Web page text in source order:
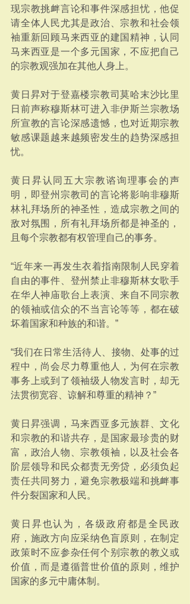
现宗教挑衅言论和事件深感担忧，他促
请全体人民尤其是政治、宗教和社会领
袖重新回顾马来西亚的建国精神，认同
马来西亚是一个多元国家，不应把自己
的宗教观强加在其他人身上。
黄日昇对于登嘉楼宗教司莫哈末沙比里
日前声称穆斯林可进入非伊斯兰宗教场
所宣教的言论深感遗憾，也对近期宗教
敏感课题越来越频密发生的趋势深感担
忧。
黄日昇认同五大宗教谘询理事会的声
明，即登州宗教司的言论将影响非穆斯
林礼拜场所的神圣性，造成宗教之间的
敌对氛围，所有礼拜场所都是神圣的，
且每个宗教都有权管理自己的事务。
“近年来一再发生衣着指南限制人民穿着
自由的事件、登州禁止非穆斯林女歌手
在华人神庙歌台上表演、来自不同宗教
的领袖或信众的不当言论等等，都在破
坏着国家和种族的和谐。”
“我们在日常生活待人、接物、处事的过
程中，尚会尽力尊重他人，为何在宗教
事务上或到了领袖级人物发言时，却无
法贯彻宽容、谅解和尊重的精神？”
黄日昇强调，马来西亚多元族群、文化
和宗教的和谐共存，是国家最珍贵的财
富，政治人物、宗教领袖，以及社会各
阶层领导和民众都责无旁贷，必须负起
责任共同努力，避免宗教极端和挑衅事
件分裂国家和人民。
黄日昇也认为，各级政府都是全民政
府，施政方向应采纳色盲原则，在制定
政策时不应参杂任何个别宗教的教义或
价值，而是遵循普世价值的原则，维护
国家的多元中庸体制。